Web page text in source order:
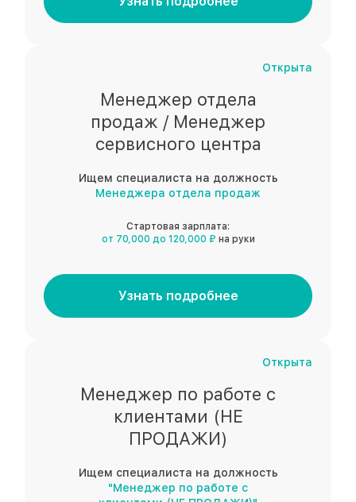
Открыта
Менеджер отдела
продаж / Менеджер
сервисного центра
Ищем специалиста на должность
Менеджера отдела продаж
Стартовая зарплата:
от 70,000 до 120,000 ₽ на руки
Узнать подробнее
Открыта
Менеджер по работе с
клиентами (НЕ
ПРОДАЖИ)
Ищем специалиста на должность
"Менеджер по работе с